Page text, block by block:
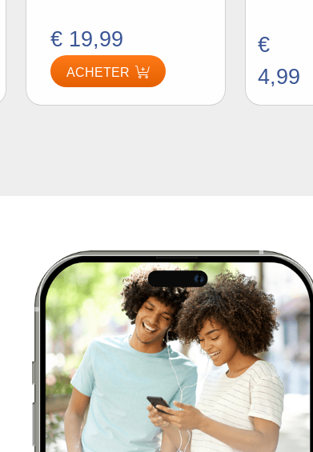
€ 19,99
ACHETER
€
4,99